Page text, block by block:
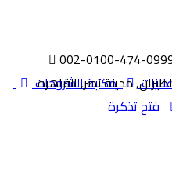
مكتبة الشروحات
فتح تذكرة
002-0100-474-